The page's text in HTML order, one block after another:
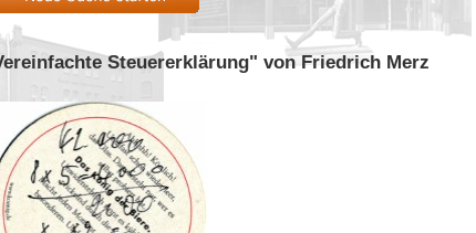
Steuererklärung" von Friedrich Merz